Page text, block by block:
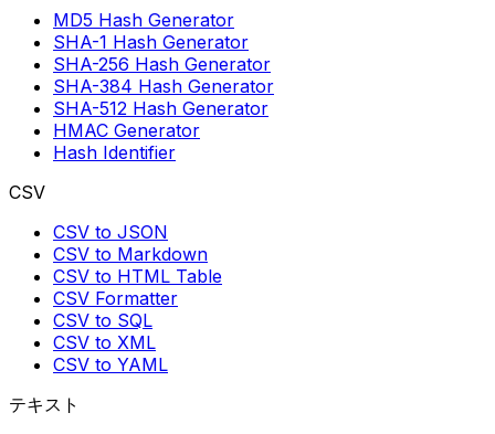
MD5 Hash Generator
SHA-1 Hash Generator
SHA-256 Hash Generator
SHA-384 Hash Generator
SHA-512 Hash Generator
HMAC Generator
Hash Identifier
CSV
CSV to JSON
CSV to Markdown
CSV to HTML Table
CSV Formatter
CSV to SQL
CSV to XML
CSV to YAML
テキスト